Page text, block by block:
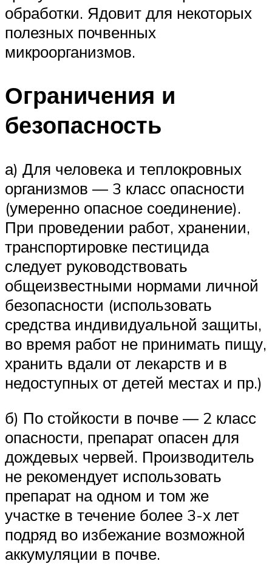
обработки. Ядовит для некоторых
полезных почвенных
микроорганизмов.
Ограничения и
безопасность
а) Для человека и теплокровных
организмов — 3 класс опасности
(умеренно опасное соединение).
При проведении работ, хранении,
транспортировке пестицида
следует руководствовать
общеизвестными нормами личной
безопасности (использовать
средства индивидуальной защиты,
во время работ не принимать пищу,
хранить вдали от лекарств и в
недоступных от детей местах и пр.)
б) По стойкости в почве — 2 класс
опасности, препарат опасен для
дождевых червей. Производитель
не рекомендует использовать
препарат на одном и том же
участке в течение более 3-х лет
подряд во избежание возможной
аккумуляции в почве.